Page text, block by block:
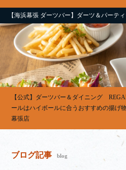
【海浜幕張 ダーツバー】ダーツ＆パーテ
【公式】ダーツバー＆ダイニング
ールはハイボールに合うおすすめの揚げ
幕張店
ブログ記事 blog